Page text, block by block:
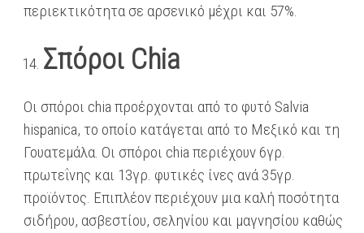
περιεκτικότητα σε αρσενικό μέχρι και 57%.
Σπόροι Chia
Οι σπόροι chia προέρχονται από το φυτό Salvia
hispanica, το οποίο κατάγεται από το Μεξικό και τη
Γουατεμάλα. Οι σπόροι chia περιέχουν 6γρ.
πρωτεΐνης και 13γρ. φυτικές ίνες ανά 35γρ.
προϊόντος. Επιπλέον περιέχουν μια καλή ποσότητα
σιδήρου, ασβεστίου, σεληνίου και μαγνησίου καθώς